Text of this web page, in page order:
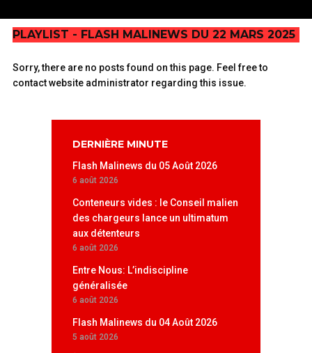
PLAYLIST - FLASH MALINEWS DU 22 MARS 2025
Sorry, there are no posts found on this page. Feel free to
contact website administrator regarding this issue.
DERNIÈRE MINUTE
Flash Malinews du 05 Août 2026
6 août 2026
Conteneurs vides : le Conseil malien
des chargeurs lance un ultimatum
aux détenteurs
6 août 2026
Entre Nous: L’indiscipline
généralisée
6 août 2026
Flash Malinews du 04 Août 2026
5 août 2026